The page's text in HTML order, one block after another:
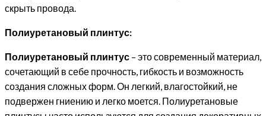
скрыть провода.
Полиуретановый плинтус:
Полиуретановый плинтус – это современный материал,
сочетающий в себе прочность, гибкость и возможность
создания сложных форм. Он легкий, влагостойкий, не
подвержен гниению и легко моется. Полиуретановые